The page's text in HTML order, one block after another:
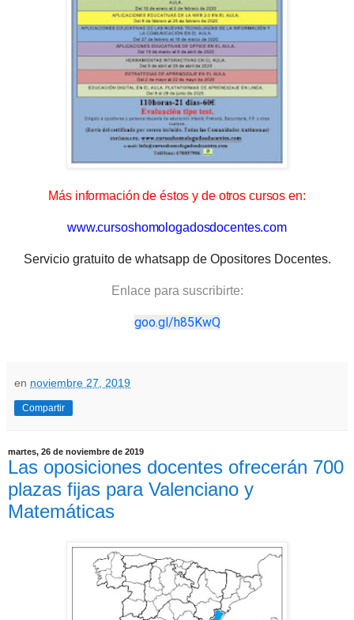
Más información de éstos y de otros cursos en:
www.cursoshomologadosdocentes.com
Servicio gratuito de whatsapp de Opositores Docentes.
Enlace para suscribirte:
goo.gl/h85KwQ
en noviembre 27, 2019
Compartir
martes, 26 de noviembre de 2019
Las oposiciones docentes ofrecerán 700
plazas fijas para Valenciano y
Matemáticas